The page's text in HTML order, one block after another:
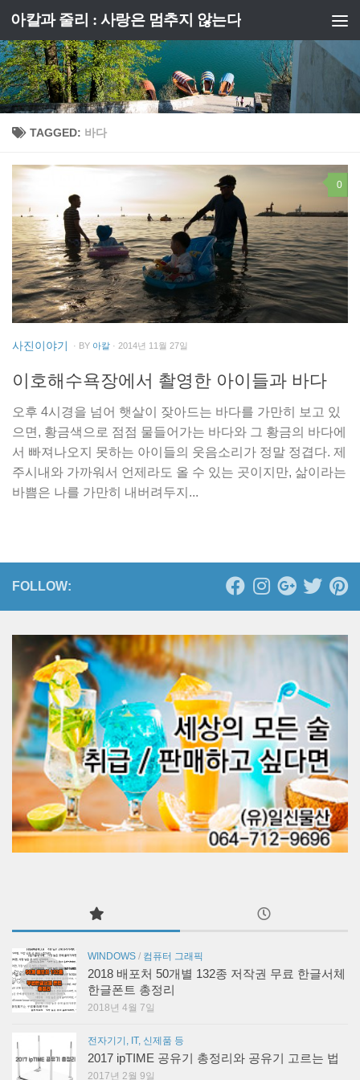
Skip to content
아칼과 줄리 : 사랑은 멈추지 않는다
TAGGED: 바다
0
사진이야기 · BY 아칼 · 2014년 11월 27일
이호해수욕장에서 촬영한 아이들과 바다
오후 4시경을 넘어 햇살이 잦아드는 바다를 가만히 보고 있
으면, 황금색으로 점점 물들어가는 바다와 그 황금의 바다에
서 빠져나오지 못하는 아이들의 웃음소리가 정말 정겹다. 제
주시내와 가까워서 언제라도 올 수 있는 곳이지만, 삶이라는
바쁨은 나를 가만히 내버려두지...
FOLLOW:
WINDOWS / 컴퓨터 그래픽
2018 배포처 50개별 132종 저작권 무료 한글서체
한글폰트 총정리
2018년 4월 7일
전자기기, IT, 신제품 등
2017 ipTIME 공유기 총정리와 공유기 고르는 법
2017년 2월 9일